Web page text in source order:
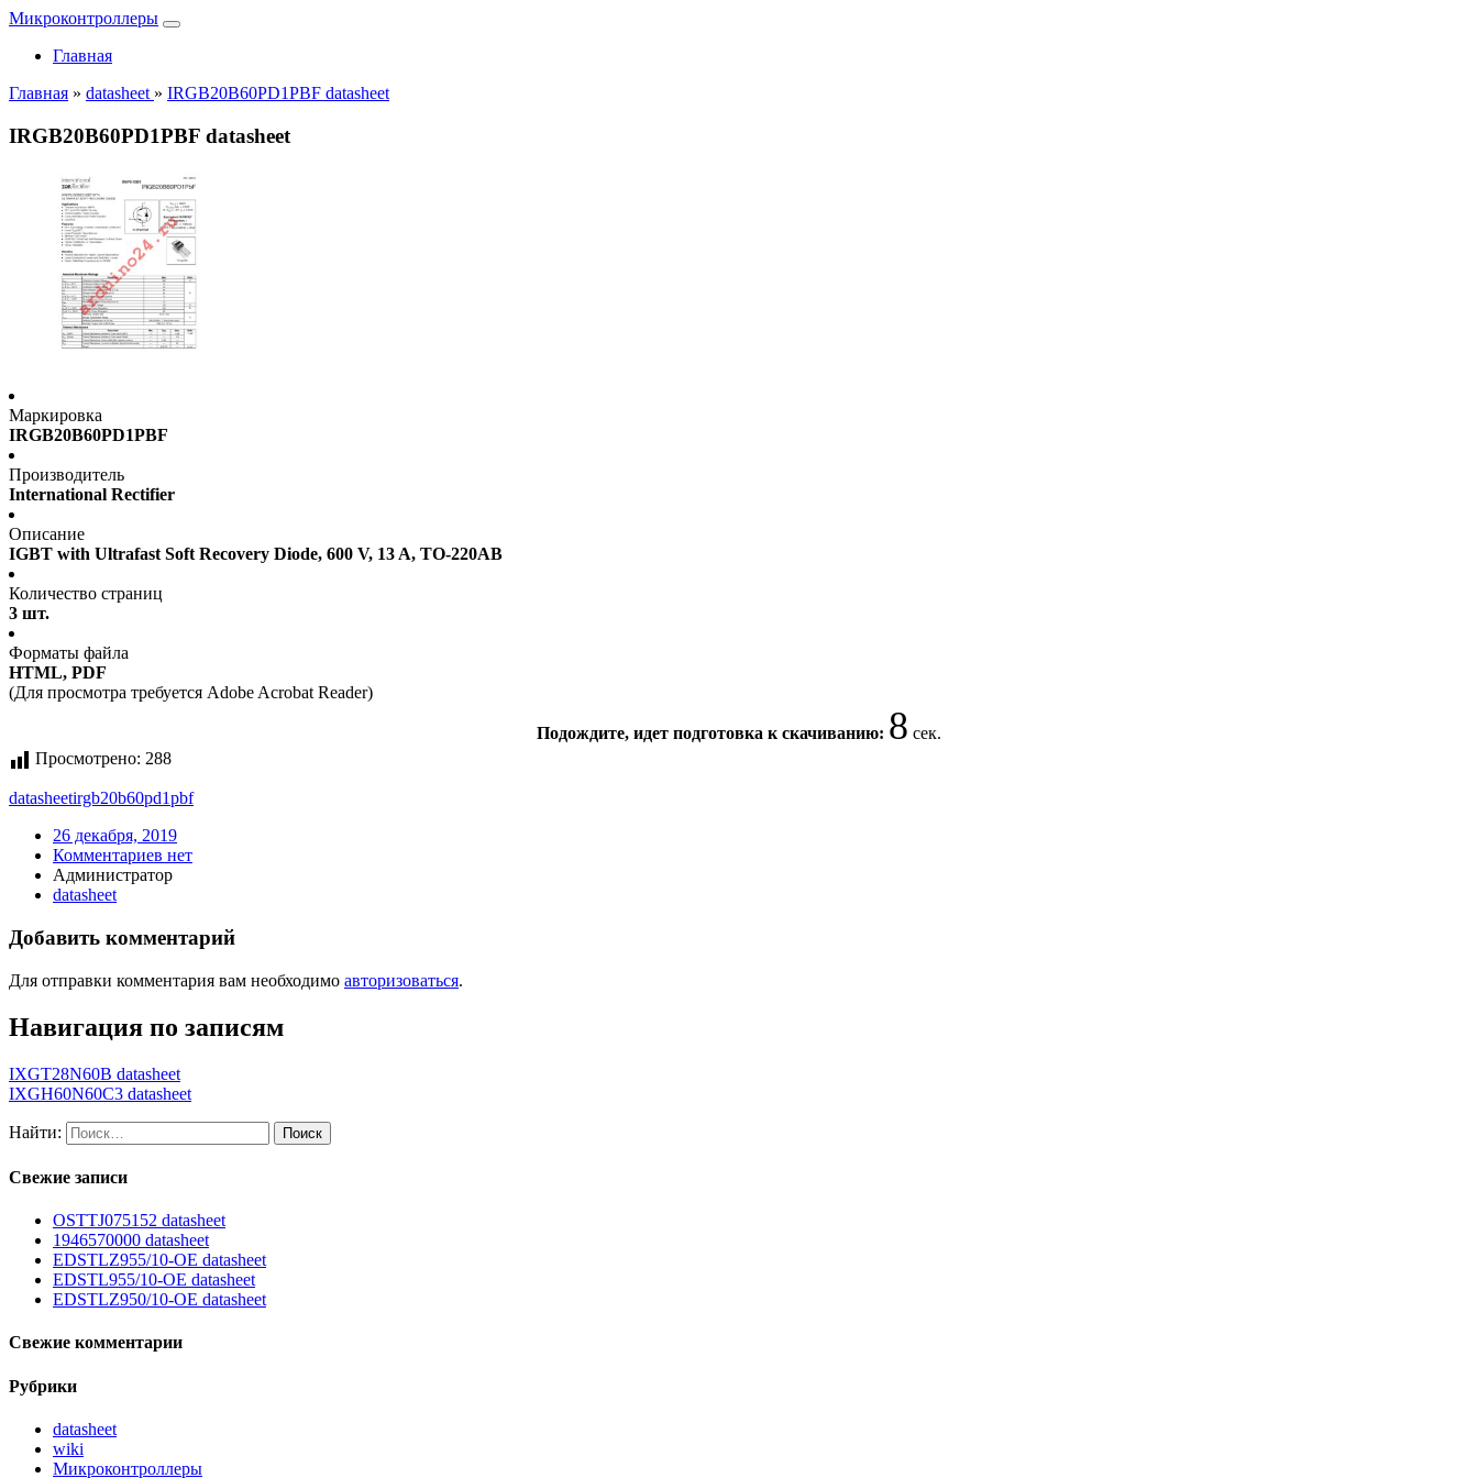
Микроконтроллеры
Главная
Главная » datasheet » IRGB20B60PD1PBF datasheet
IRGB20B60PD1PBF datasheet
Маркировка
IRGB20B60PD1PBF
Производитель
International Rectifier
Описание
IGBT with Ultrafast Soft Recovery Diode, 600 V, 13 A, TO-220AB
Количество страниц
3 шт.
Форматы файла
HTML, PDF
(Для просмотра требуется Adobe Acrobat Reader)
Подождите, идет подготовка к скачиванию: 8 сек.
Просмотрено: 288
datasheetirgb20b60pd1pbf
26 декабря, 2019
Комментариев нет
Администратор
datasheet
Добавить комментарий
Для отправки комментария вам необходимо авторизоваться.
Навигация по записям
IXGT28N60B datasheet
IXGH60N60C3 datasheet
Найти:
Свежие записи
OSTTJ075152 datasheet
1946570000 datasheet
EDSTLZ955/10-OE datasheet
EDSTL955/10-OE datasheet
EDSTLZ950/10-OE datasheet
Свежие комментарии
Рубрики
datasheet
wiki
Микроконтроллеры